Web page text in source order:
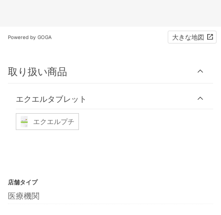
Powered by GOGA 大きな地図
取り扱い商品
エクエルタブレット
エクエルプチ
店舗タイプ
医療機関